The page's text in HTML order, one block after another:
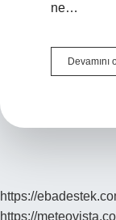
ne…
Devamını
https://
https://